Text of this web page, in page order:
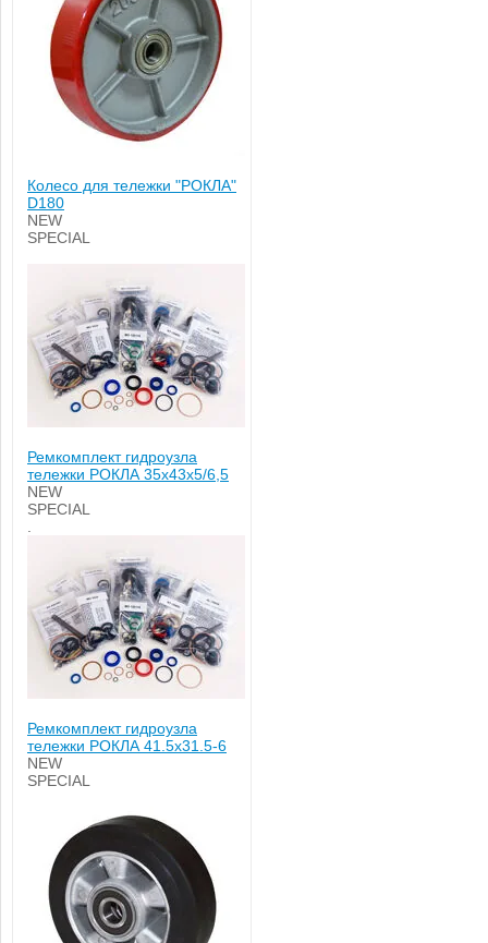
Колесо для тележки "РОКЛА"
D180
NEW
SPECIAL
Ремкомплект гидроузла
тележки РОКЛА 35х43х5/6,5
NEW
SPECIAL
Ремкомплект гидроузла
тележки РОКЛА 41.5x31.5-6
NEW
SPECIAL